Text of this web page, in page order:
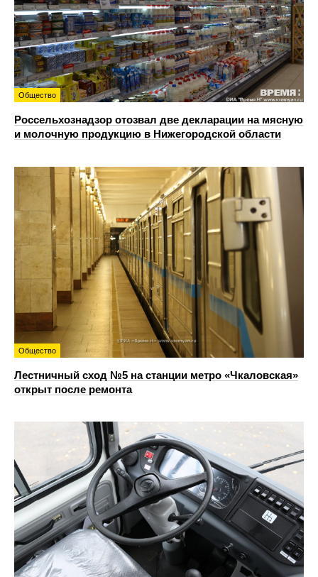
Общество
Россельхознадзор отозвал две декларации на мясную
и молочную продукцию в Нижегородской области
Общество
Лестничный сход №5 на станции метро «Чкаловская»
открыт после ремонта